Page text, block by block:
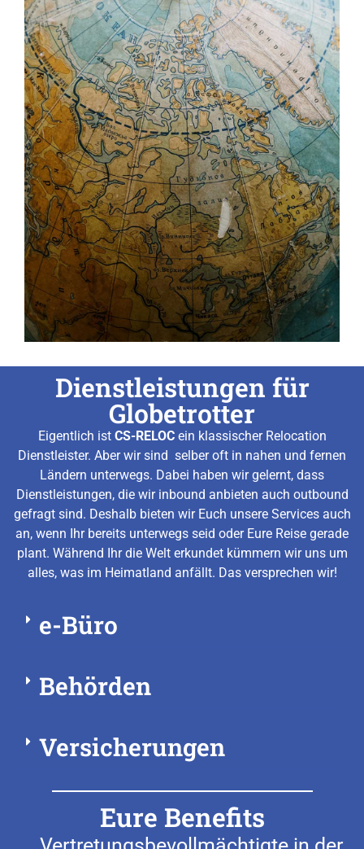
Dienstleistungen für
Globetrotter
Eigentlich ist CS-RELOCein klassischer Relocation
Dienstleister. Aber wir sind selber oft in nahen und fernen
Ländern unterwegs. Dabei haben wir gelernt, dass
Dienstleistungen, die wir inbound anbieten auch outbound
gefragt sind. Deshalb bieten wir Euch unsere Services auch
an, wenn Ihr bereits unterwegs seid oder Eure Reise gerade
plant. Während Ihr die Welt erkundet kümmern wir uns um
alles, was im Heimatland anfällt. Das versprechen wir!
e-Büro
Behörden
Versicherungen
Eure Benefits